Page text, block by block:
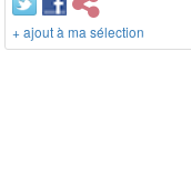
+ ajout à ma sélection